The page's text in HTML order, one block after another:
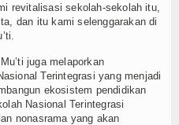
revitalisasi sekolah-sekolah itu,
dan itu kami selenggarakan di
juga melaporkan
Terintegrasi yang menjadi
ekosistem pendidikan
Nasional Terintegrasi
nonasrama yang akan